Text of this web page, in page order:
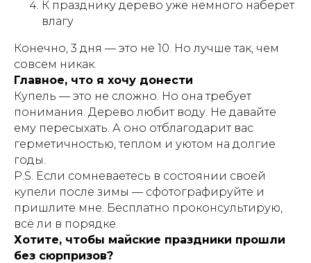
К празднику дерево уже немного наберет
влагу
Конечно, 3 дня — это не 10. Но лучше так, чем
совсем никак.
Главное, что я хочу донести
Купель — это не сложно. Но она требует
понимания. Дерево любит воду. Не давайте
ему пересыхать. А оно отблагодарит вас
герметичностью, теплом и уютом на долгие
годы.
P.S. Если сомневаетесь в состоянии своей
купели после зимы — сфотографируйте и
пришлите мне. Бесплатно проконсультирую,
всё ли в порядке.
Хотите, чтобы майские праздники прошли
без сюрпризов?